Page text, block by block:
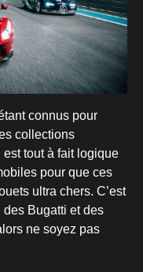
connus pour
collections
est tout à fait logique
pour que ces
ultra chers. C’est
des Bugatti et des
ne soyez pas